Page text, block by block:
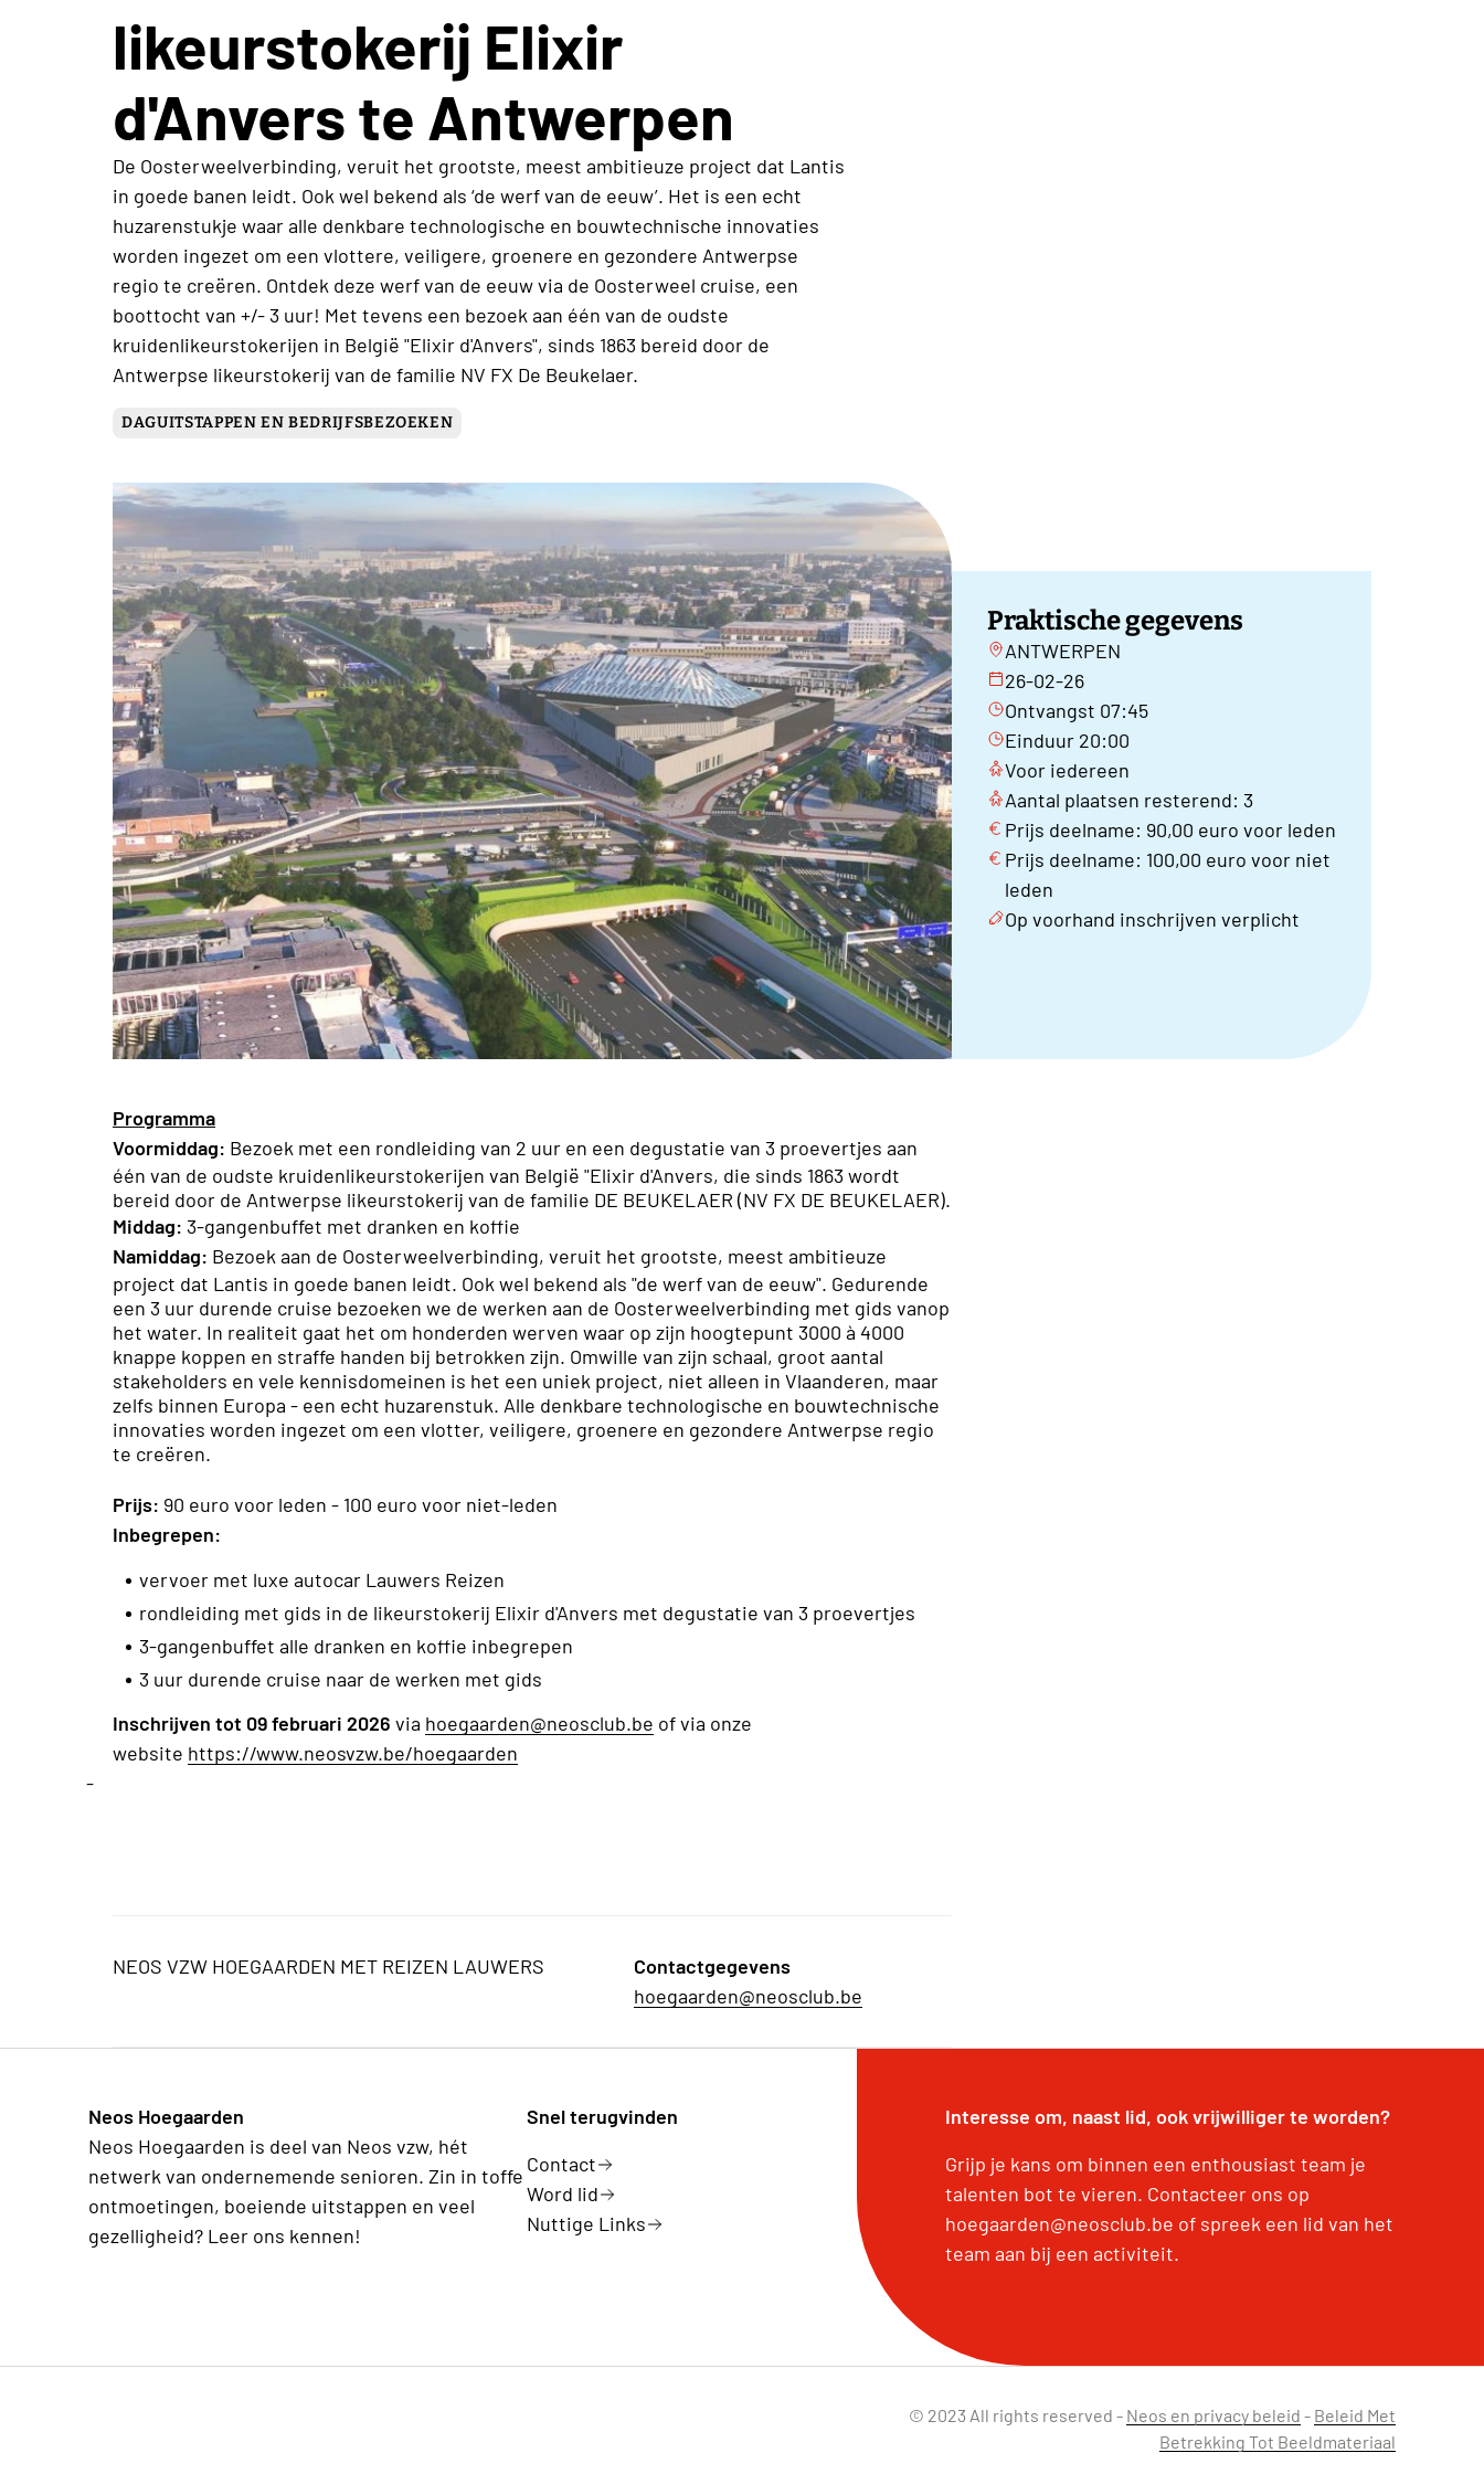
likeurstokerij Elixir
d'Anvers te Antwerpen
De Oosterweelverbinding, veruit het grootste, meest ambitieuze project dat Lantis
in goede banen leidt. Ook wel bekend als ‘de werf van de eeuw’. Het is een echt
huzarenstukje waar alle denkbare technologische en bouwtechnische innovaties
worden ingezet om een vlottere, veiligere, groenere en gezondere Antwerpse
regio te creëren. Ontdek deze werf van de eeuw via de Oosterweel cruise, een
boottocht van +/- 3 uur! Met tevens een bezoek aan één van de oudste
kruidenlikeurstokerijen in België "Elixir d'Anvers", sinds 1863 bereid door de
Antwerpse likeurstokerij van de familie NV FX De Beukelaer.
DAGUITSTAPPEN EN BEDRIJFSBEZOEKEN
Praktische gegevens
ANTWERPEN
26-02-26
Ontvangst 07:45
Einduur 20:00
Voor iedereen
Aantal plaatsen resterend: 3
Prijs deelname: 90,00 euro voor leden
Prijs deelname: 100,00 euro voor niet
leden
Op voorhand inschrijven verplicht
Programma
Voormiddag: Bezoek met een rondleiding van 2 uur en een degustatie van 3 proevertjes aan
één van de oudste kruidenlikeurstokerijen van België "Elixir d'Anvers, die sinds 1863 wordt
bereid door de Antwerpse likeurstokerij van de familie DE BEUKELAER (NV FX DE BEUKELAER).
Middag: 3-gangenbuffet met dranken en koffie
Namiddag: Bezoek aan de Oosterweelverbinding, veruit het grootste, meest ambitieuze
project dat Lantis in goede banen leidt. Ook wel bekend als "de werf van de eeuw". Gedurende
een 3 uur durende cruise bezoeken we de werken aan de Oosterweelverbinding met gids vanop
het water. In realiteit gaat het om honderden werven waar op zijn hoogtepunt 3000 à 4000
knappe koppen en straffe handen bij betrokken zijn. Omwille van zijn schaal, groot aantal
stakeholders en vele kennisdomeinen is het een uniek project, niet alleen in Vlaanderen, maar
zelfs binnen Europa - een echt huzarenstuk. Alle denkbare technologische en bouwtechnische
innovaties worden ingezet om een vlotter, veiligere, groenere en gezondere Antwerpse regio
te creëren.
Prijs: 90 euro voor leden - 100 euro voor niet-leden
Inbegrepen:
vervoer met luxe autocar Lauwers Reizen
rondleiding met gids in de likeurstokerij Elixir d'Anvers met degustatie van 3 proevertjes
3-gangenbuffet alle dranken en koffie inbegrepen
3 uur durende cruise naar de werken met gids
Inschrijven tot 09 februari 2026 via hoegaarden@neosclub.be of via onze
website https://www.neosvzw.be/hoegaarden
-
NEOS VZW HOEGAARDEN MET REIZEN LAUWERS
Contactgegevens
hoegaarden@neosclub.be
Neos Hoegaarden
Neos Hoegaarden is deel van Neos vzw, hét
netwerk van ondernemende senioren. Zin in toffe
ontmoetingen, boeiende uitstappen en veel
gezelligheid? Leer ons kennen!
Snel terugvinden
Contact
Word lid
Nuttige Links
Interesse om, naast lid, ook vrijwilliger te worden?
Grijp je kans om binnen een enthousiast team je
talenten bot te vieren. Contacteer ons op
hoegaarden@neosclub.be of spreek een lid van het
team aan bij een activiteit.
© 2023 All rights reserved - Neos en privacy beleid - Beleid Met
Betrekking Tot Beeldmateriaal